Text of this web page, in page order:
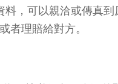
，可以親洽或傳真
者理賠給對方。